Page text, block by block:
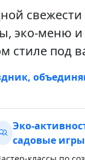
эко-меню
стиле под
Эко-
садовые игры